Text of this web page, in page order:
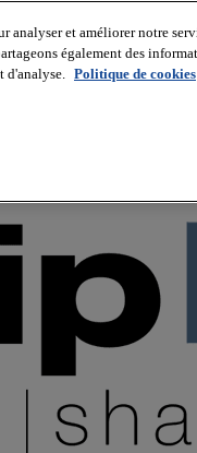
analyser et améliorer notre
également des
d'analyse. Politique de cookies